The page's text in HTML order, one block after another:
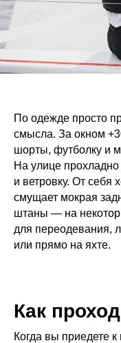
По одежде просто
смысла. За окном
шорты, футболку и
На улице
и ветровку. От себя
смущает мокрая
штаны — на
для переодевания,
или прямо на яхте.
Как
Когда вы приедете